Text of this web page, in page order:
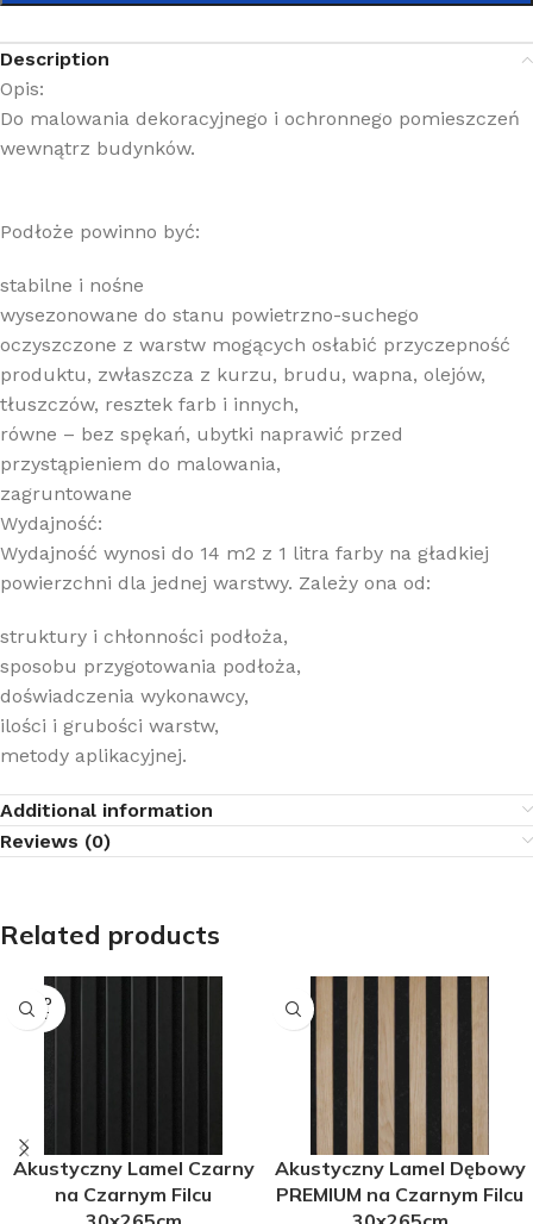
Description
Opis:
Do malowania dekoracyjnego i ochronnego pomieszczeń
wewnątrz budynków.
Podłoże powinno być:
stabilne i nośne
wysezonowane do stanu powietrzno-suchego
oczyszczone z warstw mogących osłabić przyczepność
produktu, zwłaszcza z kurzu, brudu, wapna, olejów,
tłuszczów, resztek farb i innych,
równe – bez spękań, ubytki naprawić przed
przystąpieniem do malowania,
zagruntowane
Wydajność:
Wydajność wynosi do 14 m2 z 1 litra farby na gładkiej
powierzchni dla jednej warstwy. Zależy ona od:
struktury i chłonności podłoża,
sposobu przygotowania podłoża,
doświadczenia wykonawcy,
ilości i grubości warstw,
metody aplikacyjnej.
Additional information
Reviews (0)
Related products
SOLD
OUT
Akustyczny Lamel Czarny
na Czarnym Filcu
Akustyczny Lamel Dębowy
PREMIUM na Czarnym Filcu